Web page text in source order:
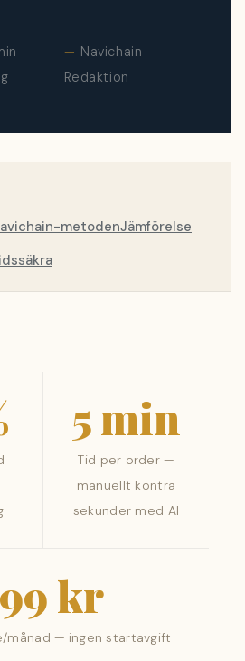
Navichain
Redaktion
metodenJämförelse
5 min
Tid per order —
manuellt kontra
sekunder med AI
kr
månad — ingen startavgift